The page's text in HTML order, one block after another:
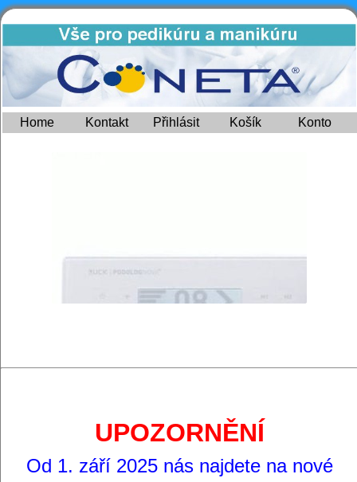
Home Kontakt Přihlásit Košík Konto
UPOZORNĚNÍ
Od 1. září 2025 nás najdete na nové